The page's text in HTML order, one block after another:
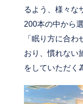
るよう、様々な
200本の中から
「眠り方に合
おり、慣れない
をしていただく